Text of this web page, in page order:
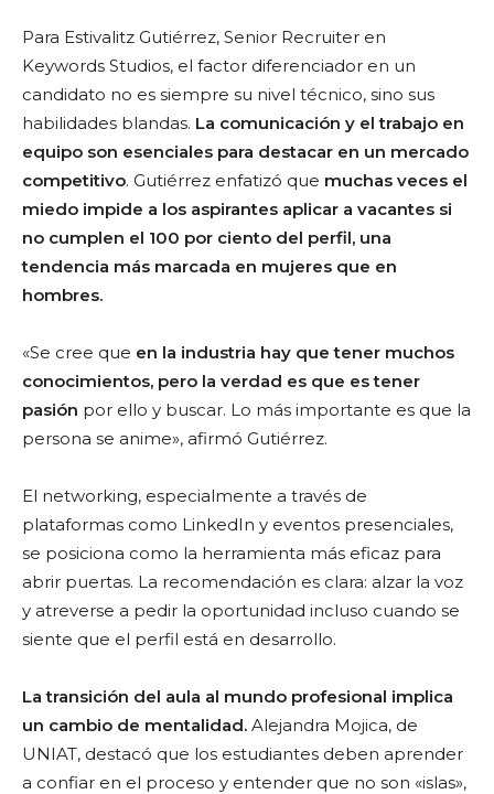
Para Estivalitz Gutiérrez, Senior Recruiter en
Keywords Studios, el factor diferenciador en un
candidato no es siempre su nivel técnico, sino sus
habilidades blandas. La comunicación y el trabajo en
equipo son esenciales para destacar en un mercado
competitivo. Gutiérrez enfatizó que muchas veces el
miedo impide a los aspirantes aplicar a vacantes si
no cumplen el 100 por ciento del perfil, una
tendencia más marcada en mujeres que en
hombres.
«Se cree que en la industria hay que tener muchos
conocimientos, pero la verdad es que es tener
pasión por ello y buscar. Lo más importante es que la
persona se anime», afirmó Gutiérrez.
El networking, especialmente a través de
plataformas como LinkedIn y eventos presenciales,
se posiciona como la herramienta más eficaz para
abrir puertas. La recomendación es clara: alzar la voz
y atreverse a pedir la oportunidad incluso cuando se
siente que el perfil está en desarrollo.
La transición del aula al mundo profesional implica
un cambio de mentalidad. Alejandra Mojica, de
UNIAT, destacó que los estudiantes deben aprender
a confiar en el proceso y entender que no son «islas»,